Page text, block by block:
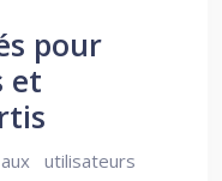
pour
et
utilisateurs